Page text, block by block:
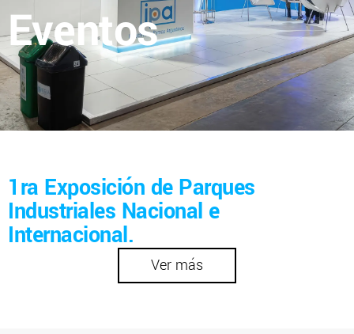
Eventos
1ra Exposición de Parques
Industriales Nacional e
Internacional.
Ver más